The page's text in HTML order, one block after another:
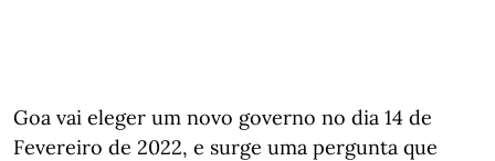
Goa vai eleger um novo governo no dia 14 de
Fevereiro de 2022, e surge uma pergunta que